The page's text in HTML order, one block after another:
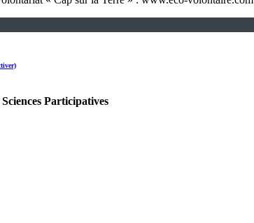
Participatives